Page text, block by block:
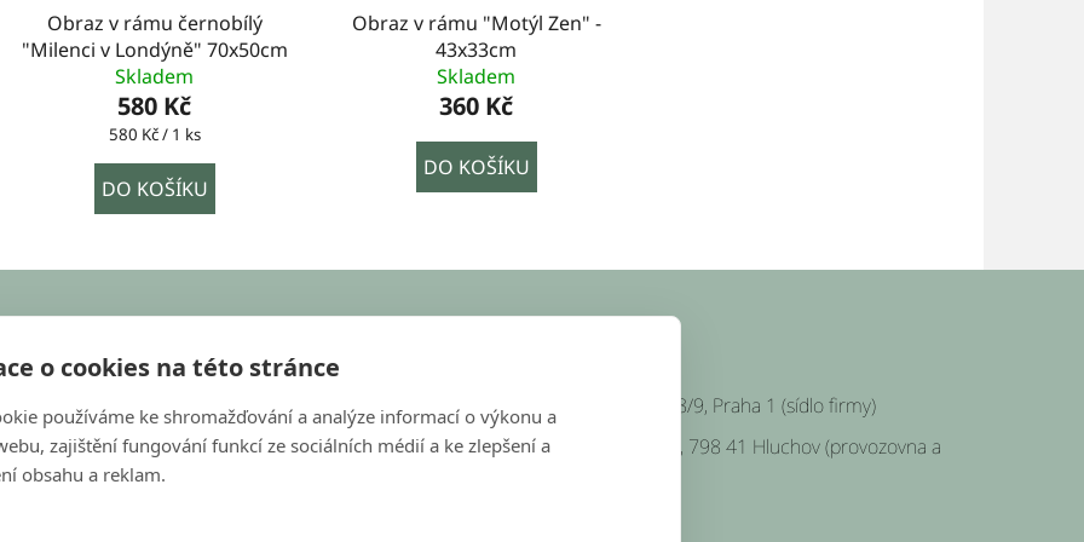
o cookies na této stránce
používáme ke shromažďování a analýze informací o výkonu a
zajištění fungování funkcí ze sociálních médií a ke zlepšení a
obsahu a reklam.
Obraz v rámu černobílý
"Milenci v Londýně" 70x50cm
Skladem
580 Kč
Měrná
580 Kč / 1 ks
DO KOŠÍKU
Obraz v rámu "Motýl Zen" -
43x33cm
Skladem
360 Kč
DO KOŠÍKU
objednavky@bondecor.cz
+420 604 702 245
Platnéřská 88/9, Praha 1 (sídlo firmy)
Hluchov 157, 798 41 Hluchov (provozovna a